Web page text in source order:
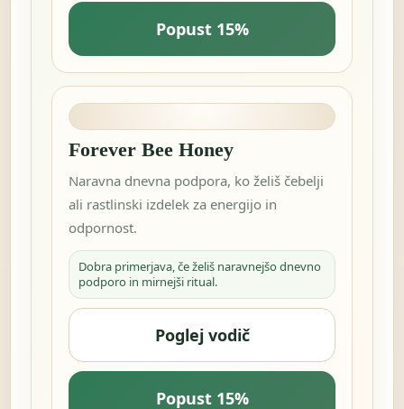
Popust 15%
Forever Bee Honey
Naravna dnevna podpora, ko želiš čebelji
ali rastlinski izdelek za energijo in
odpornost.
Dobra primerjava, če želiš naravnejšo dnevno
podporo in mirnejši ritual.
Poglej vodič
Popust 15%